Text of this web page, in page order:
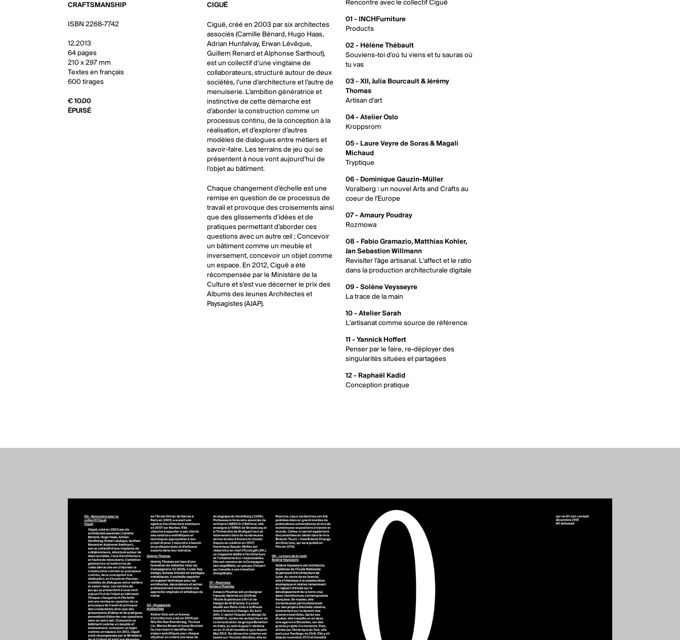
CRAFTSMANSHIP
ISBN 2268-7742
12.2013
64 pages
210 x 297 mm
Textes en français
600 tirages
€ 10.00
ÉPUISÉ
CIGUË
Ciguë, créé en 2003 par six architectes
associés (Camille Bénard, Hugo Haas,
Adrian Hunfalvay, Erwan Lévêque,
Guillem Renard et Alphonse Sarthout),
est un collectif d’une vingtaine de
collaborateurs, structuré autour de deux
sociétés, l’une d’architecture et l’autre de
menuiserie. L’ambition génératrice et
instinctive de cette démarche est
d’aborder la construction comme un
processus continu, de la conception à la
réalisation, et d’explorer d’autres
modèles de dialogues entre métiers et
savoir-faire. Les terrains de jeu qui se
présentent à nous vont aujourd’hui de
l’objet au bâtiment.
Chaque changement d’échelle est une
remise en question de ce processus de
travail et provoque des croisements ainsi
que des glissements d’idées et de
pratiques permettant d’aborder ces
questions avec un autre œil ; Concevoir
un bâtiment comme un meuble et
inversement, concevoir un objet comme
un espace. En 2012, Ciguë a été
récompensée par le Ministère de la
Culture et s’est vue décerner le prix des
Albums des Jeunes Architectes et
Paysagistes (AJAP).
Rencontre avec le collectif Ciguë
01 - INCHFurniture
Products
02 - Hélène Thébault
Souviens-toi d'où tu viens et tu sauras où
tu vas
03 - XII, Julia Bourcault & Jérémy
Thomas
Artisan d'art
04 - Atelier Oslo
Kroppsrom
05 - Laure Veyre de Soras & Magali
Michaud
Tryptique
06 - Dominique Gauzin-Müller
Voralberg : un nouvel Arts and Crafts au
coeur de l'Europe
07 - Amaury Poudray
Rozmowa
08 - Fabio Gramazio, Matthias Kohler,
Jan Sebastion Willmann
Revisiter l'âge artisanal. L'affect et le ratio
dans la production architecturale digitale
09 - Solène Veysseyre
La trace de la main
10 - Atelier Sarah
L'artisanat comme source de référence
11 - Yannick Hoffert
Penser par le faire, re-déployer des
singularités situées et partagées
12 - Raphaël Kadid
Conception pratique